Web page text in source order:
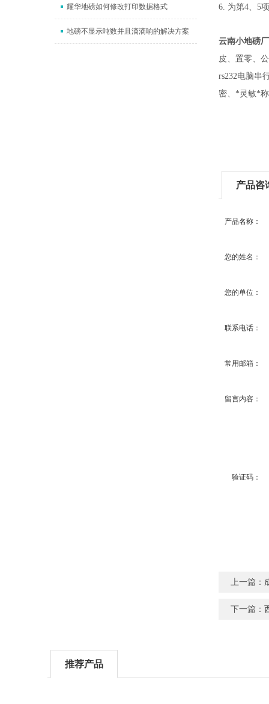
耀华地磅如何修改打印数据格式
地磅不显示吨数并且滴滴响的解决方案
6. 为第4、5
云南小地磅
皮、置零、
rs232电脑串
密、*灵敏*
产品咨
产品名称：
您的姓名：
您的单位：
联系电话：
常用邮箱：
留言内容：
验证码：
上一篇：
下一篇：
推荐产品